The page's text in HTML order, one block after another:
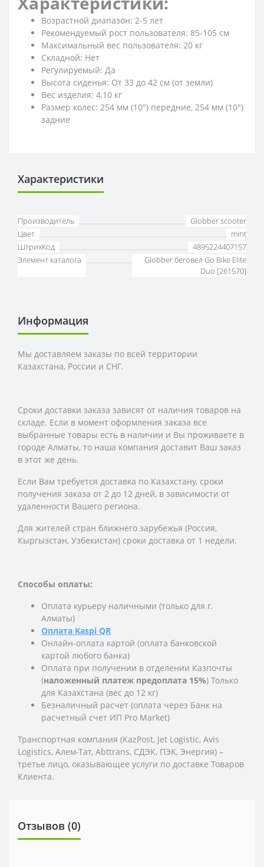
Возрастной диапазон: 2-5 лет
Рекомендуемый рост пользователя: 85-105 см
Максимальный вес пользователя: 20 кг
Складной: Нет
Регулируемый: Да
Высота сиденья: От 33 до 42 см (от земли)
Вес изделия: 4,10 кг
Размер колес: 254 мм (10") передние, 254 мм (10")
задние
Характеристики
Производитель
Globber scooter
Цвет
mint
ШтрихКод
4895224407157
Элемент каталога
Globber беговел Go Bike Elite
Duo [261570]
Информация
Мы доставляем заказы по всей территории
Казахстана, России и СНГ.
Сроки доставки заказа зависят от наличия товаров на
складе. Если в момент оформления заказа все
выбранные товары есть в наличии и Вы проживаете в
городе Алматы, то наша компания доставит Ваш заказ
в этот же день.
Если Вам требуется доставка по Казахстану, сроки
получения заказа от 2 до 12 дней, в зависимости от
удаленности Вашего региона.
Для жителей стран ближнего зарубежья (Россия,
Кыргызстан, Узбекистан) сроки доставка от 1 недели.
Способы оплаты:
Оплата курьеру наличными (только для г.
Алматы)
Оплата Kaspi QR
Онлайн-оплата картой (оплата банковской
картой любого банка)
Оплата при получении в отделении Казпочты
(наложенный платеж предоплата 15%) Только
для Казахстана (вес до 12 кг)
Безналичный расчет (оплата через Банк на
расчетный счет ИП Pro Market)
Транспортная компания (KazPost, Jet Logistic, Avis
Logistics, Алем-Тат, Abttrans, СДЭК, ПЭК, Энергия) –
третье лицо, оказывающее услуги по доставке Товаров
Клиента.
Отзывов (0)